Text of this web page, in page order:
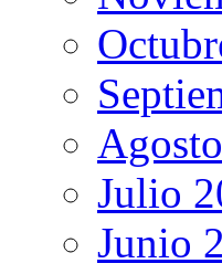
Julio
Junio